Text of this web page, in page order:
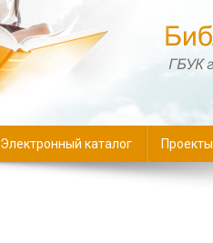
Электронный каталог Проекты